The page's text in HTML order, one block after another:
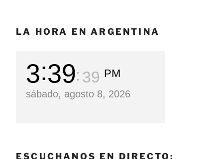
LA HORA EN ARGENTINA
3 39 40 PM
sábado, agosto 8, 2026
ESCUCHANOS EN DIRECTO: